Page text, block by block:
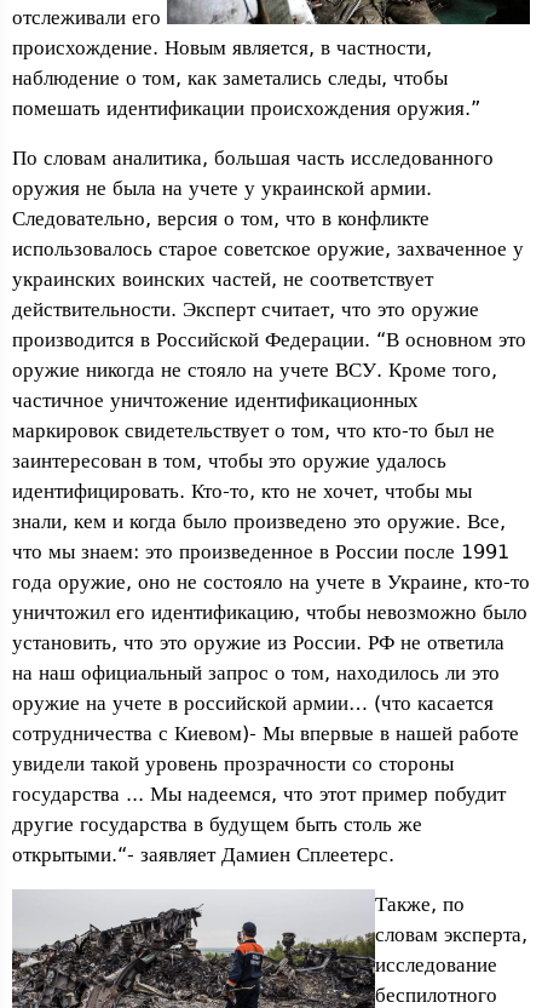
отслеживали его
происхождение. Новым является, в частности,
наблюдение о том, как заметались следы, чтобы
помешать идентификации происхождения оружия.”
По словам аналитика, большая часть исследованного
оружия не была на учете у украинской армии.
Следовательно, версия о том, что в конфликте
использовалось старое советское оружие, захваченное у
украинских воинских частей, не соответствует
действительности. Эксперт считает, что это оружие
производится в Российской Федерации. “В основном это
оружие никогда не стояло на учете ВСУ. Кроме того,
частичное уничтожение идентификационных
маркировок свидетельствует о том, что кто-то был не
заинтересован в том, чтобы это оружие удалось
идентифицировать. Кто-то, кто не хочет, чтобы мы
знали, кем и когда было произведено это оружие. Все,
что мы знаем: это произведенное в России после 1991
года оружие, оно не состояло на учете в Украине, кто-то
уничтожил его идентификацию, чтобы невозможно было
установить, что это оружие из России. РФ не ответила
на наш официальный запрос о том, находилось ли это
оружие на учете в российской армии… (что касается
сотрудничества с Киевом)- Мы впервые в нашей работе
увидели такой уровень прозрачности со стороны
государства ... Мы надеемся, что этот пример побудит
другие государства в будущем быть столь же
открытыми.“- заявляет Дамиен Сплеетерс.
Также, по
словам эксперта,
исследование
беспилотного